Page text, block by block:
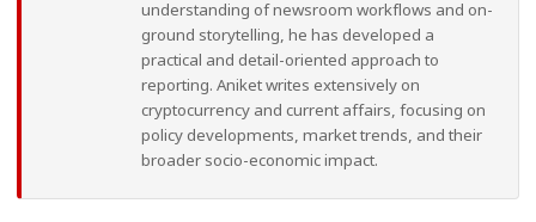
understanding of newsroom workflows and on-
ground storytelling, he has developed a
practical and detail-oriented approach to
reporting. Aniket writes extensively on
cryptocurrency and current affairs, focusing on
policy developments, market trends, and their
broader socio-economic impact.